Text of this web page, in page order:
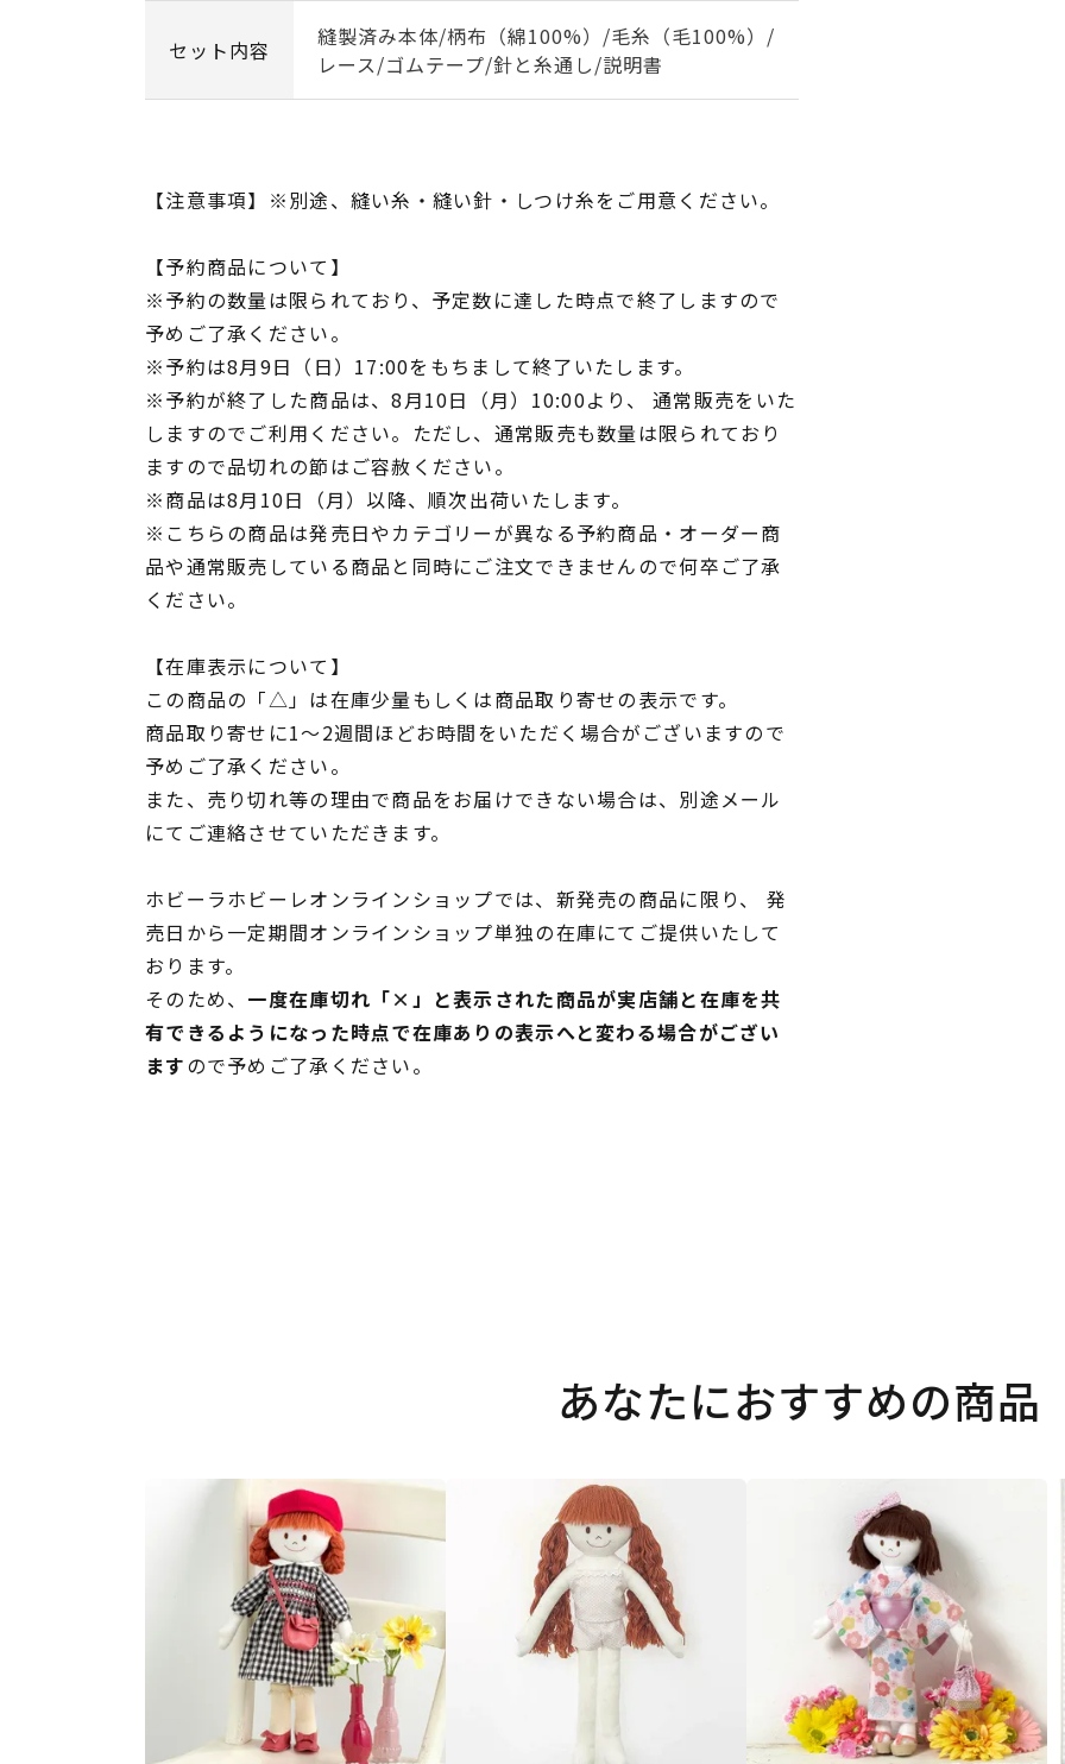
セット内容
縫製済み本体/柄布（綿100%）/毛糸（毛100%）/
レース/ゴムテープ/針と糸通し/説明書
【注意事項】※別途、縫い糸・縫い針・しつけ糸をご用意ください。
【予約商品について】
※予約の数量は限られており、予定数に達した時点で終了しますので
予めご了承ください。
※予約は8月9日（日）17:00をもちまして終了いたします。
※予約が終了した商品は、8月10日（月）10:00より、 通常販売をいた
しますのでご利用ください。ただし、通常販売も数量は限られており
ますので品切れの節はご容赦ください。
※商品は8月10日（月）以降、順次出荷いたします。
※こちらの商品は発売日やカテゴリーが異なる予約商品・オーダー商
品や通常販売している商品と同時にご注文できませんので何卒ご了承
ください。
【在庫表示について】
この商品の「△」は在庫少量もしくは商品取り寄せの表示です。
商品取り寄せに1～2週間ほどお時間をいただく場合がございますので
予めご了承ください。
また、売り切れ等の理由で商品をお届けできない場合は、別途メール
にてご連絡させていただきます。
ホビーラホビーレオンラインショップでは、新発売の商品に限り、 発
売日から一定期間オンラインショップ単独の在庫にてご提供いたして
おります。
そのため、 一度在庫切れ「×」と表示された商品が実店舗と在庫を共
有できるようになった時点で在庫ありの表示へと変わる場合がござい
ますので予めご了承ください。
あなたにおすすめの商品